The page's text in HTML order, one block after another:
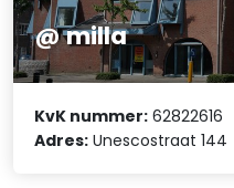
@ milla
KvK nummer: 62822616
Adres: Unescostraat 144